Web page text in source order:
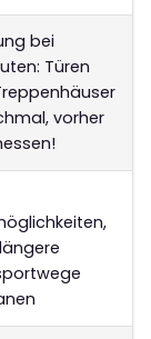
bei
Türen
vorher